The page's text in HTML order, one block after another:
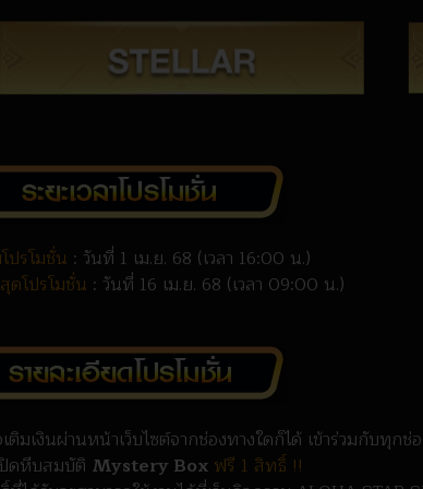
โปรโมชั่น : วันที่ 1 เม.ย. 68 (เวลา 16:00 น.)
ดโปรโมชั่น : วันที่ 16 เม.ย. 68 (เวลา 09:00 น.)
เติมเงินผ่านหน้าเว็บไซต์จากช่องทางใดก็ได้ เข้าร่วมกับทุ
ดหีบสมบัติ Mystery Box ฟรี 1 สิทธิ์ !!